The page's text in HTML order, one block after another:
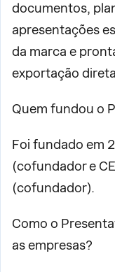
documentos,
apresentações
da marca e
exportação
Quem fundou o
Foi fundado em
(cofundador e
(cofundador).
Como o
as empresas?